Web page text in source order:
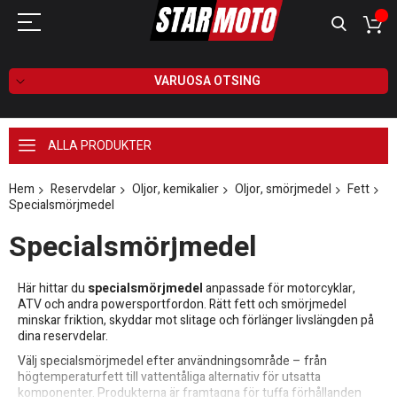
VARUOSA OTSING
ALLA PRODUKTER
Hem Reservdelar Oljor, kemikalier Oljor, smörjmedel
Fett
Specialsmörjmedel
Specialsmörjmedel
Här hittar du specialsmörjmedelanpassade för motorcyklar,
ATV och andra powersportfordon. Rätt fett och smörjmedel
minskar friktion, skyddar mot slitage och förlänger livslängden på
dina reservdelar.
Välj specialsmörjmedel efter användningsområde – från
högtemperaturfett till vattentåliga alternativ för utsatta
komponenter. Produkterna är framtagna för tuffa förhållanden